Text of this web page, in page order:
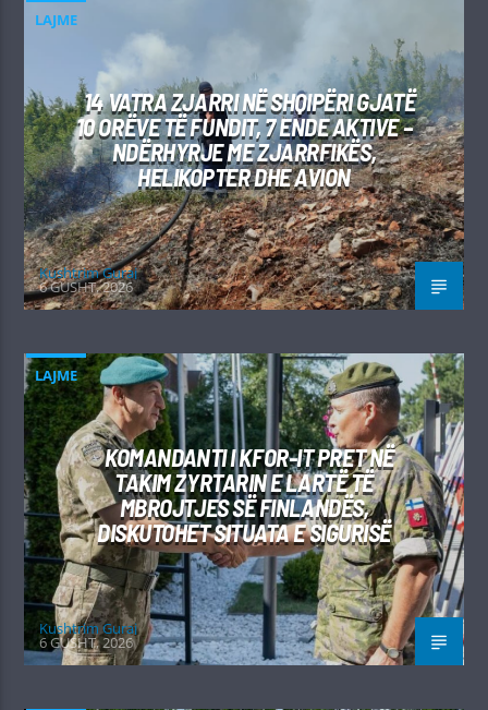
LAJME
14 VATRA ZJARRI NË SHQIPËRI GJATË
10 ORËVE TË FUNDIT, 7 ENDE AKTIVE –
NDËRHYRJE ME ZJARRFIKËS,
HELIKOPTER DHE AVION
Kushtrim Guraj
6 GUSHT, 2026
LAJME
KOMANDANTI I KFOR-IT PRET NË
TAKIM ZYRTARIN E LARTË TË
MBROJTJES SË FINLANDËS,
DISKUTOHET SITUATA E SIGURISË
Kushtrim Guraj
6 GUSHT, 2026